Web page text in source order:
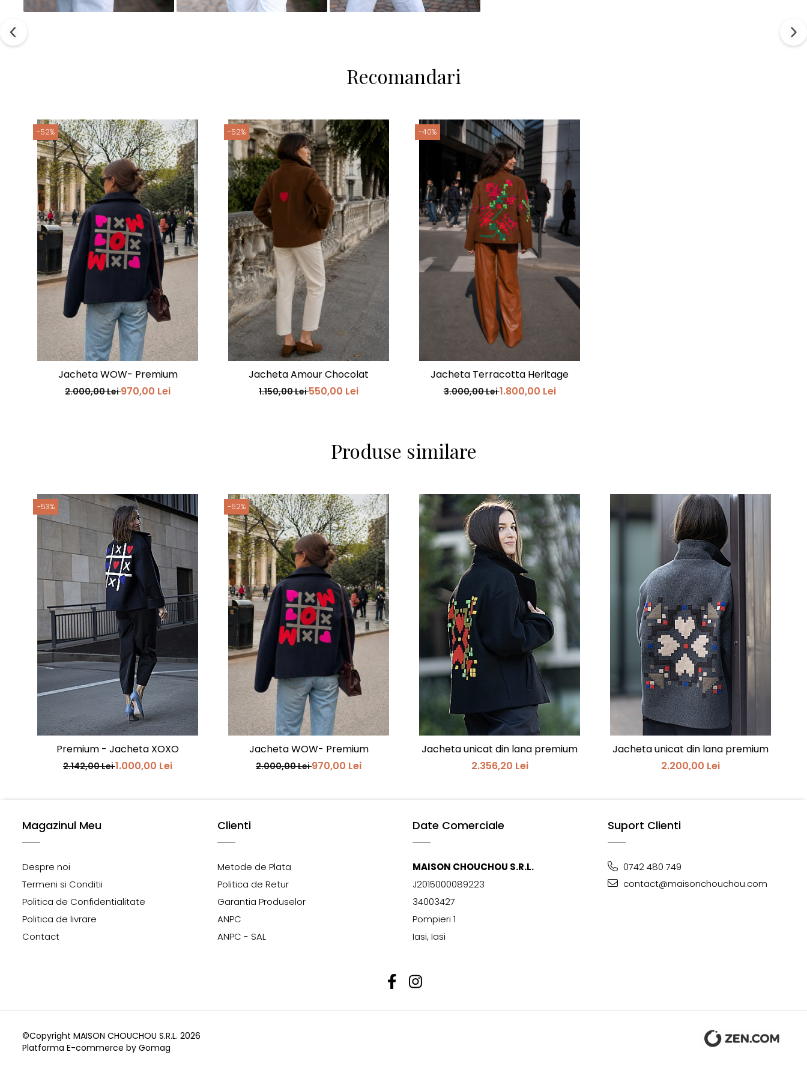
Recomandari
-52%
Jacheta WOW- Premium
2.000,00 Lei970,00 Lei
-52%
Jacheta Amour Chocolat
1.150,00 Lei550,00 Lei
-40%
Jacheta Terracotta Heritage
3.000,00 Lei1.800,00 Lei
Produse similare
-53%
Premium - Jacheta XOXO
2.142,00 Lei1.000,00 Lei
-52%
Jacheta WOW- Premium
2.000,00 Lei970,00 Lei
Jacheta unicat din lana premium
2.356,20 Lei
Jacheta unicat din lana premium
2.200,00 Lei
Magazinul Meu
Despre noi
Termeni si Conditii
Politica de Confidentialitate
Politica de livrare
Contact
Clienti
Metode de Plata
Politica de Retur
Garantia Produselor
ANPC
ANPC - SAL
Date Comerciale
MAISON CHOUCHOU S.R.L.
J2015000089223
34003427
Pompieri 1
Iasi, Iasi
Suport Clienti
0742 480 749
contact@maisonchouchou.com
©Copyright MAISON CHOUCHOU S.R.L. 2026
Platforma E-commerce by Gomag